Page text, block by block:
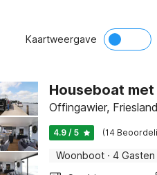
Kaartweergave
Houseboat
Offingawier, Friesland
4.9 / 5 (14
Woonboot · 4 Gasten